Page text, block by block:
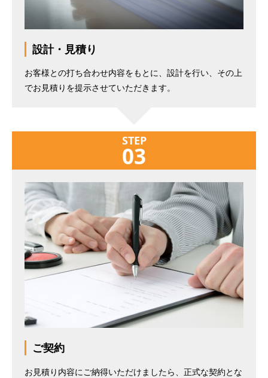
設計・見積り
お客様との打ち合わせ内容をもとに、設計を行い、その上
でお見積りを提示させていただきます。
STEP
03
ご契約
お見積り内容にご納得いただけましたら、正式な契約とな